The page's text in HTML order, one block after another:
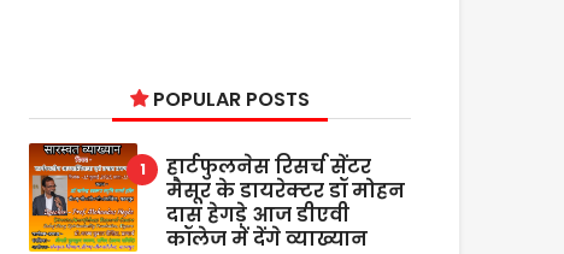
POPULAR POSTS
हार्टफुलनेस रिसर्च सेंटर
मैसूर के डायरेक्टर डॉ मोहन
दास हेगड़े आज डीएवी
कॉलेज में देंगे व्याख्यान